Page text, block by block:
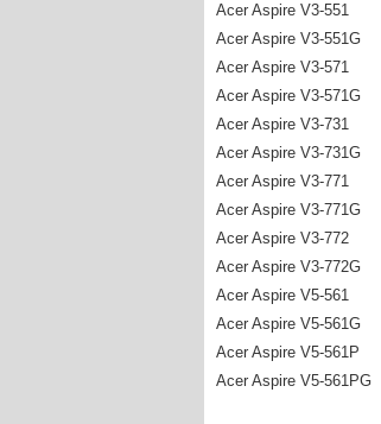
Acer Aspire V3-551
Acer Aspire V3-551G
Acer Aspire V3-571
Acer Aspire V3-571G
Acer Aspire V3-731
Acer Aspire V3-731G
Acer Aspire V3-771
Acer Aspire V3-771G
Acer Aspire V3-772
Acer Aspire V3-772G
Acer Aspire V5-561
Acer Aspire V5-561G
Acer Aspire V5-561P
Acer Aspire V5-561PG